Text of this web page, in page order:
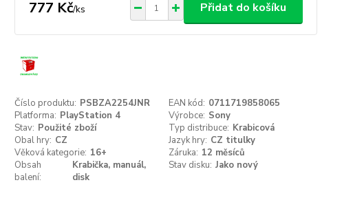
777 Kč/ks Přidat do košíku
Číslo produktu: PSBZA2254JNR EAN kód: 0711719858065
Platforma: PlayStation 4 Výrobce: Sony
Stav: Použité zboží Typ distribuce: Krabicová
Obal hry: CZ Jazyk hry: CZ titulky
Věková kategorie: 16+ Záruka: 12 měsíců
Obsah
balení:
Krabička, manuál,
disk
Stav disku: Jako nový